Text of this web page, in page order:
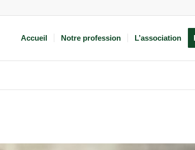
Accueil Notre profession L’association